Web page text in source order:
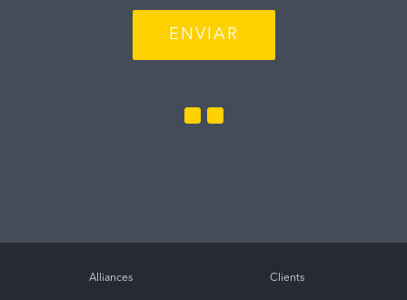
TwitterLinkedin
Alliances Clients